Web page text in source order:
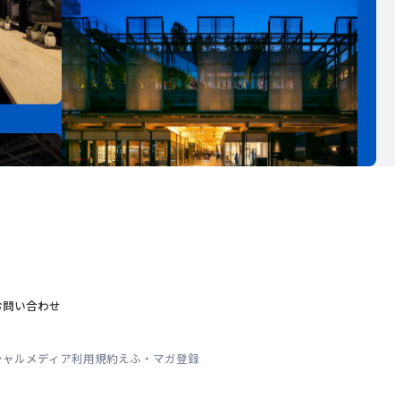
問い合わせ
ルメディア利用規約えふ・マガ登録